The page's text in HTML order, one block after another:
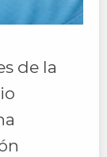
de la